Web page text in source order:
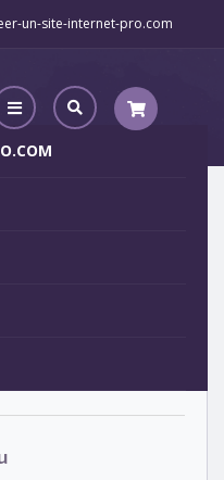
un-site-internet-pro.com
Pisieu